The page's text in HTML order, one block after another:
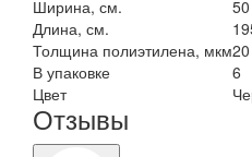
Ширина, см.
50
Длина, см.
Толщина полиэтилена, мкм20
В упаковке
6
Цвет
Отзывы